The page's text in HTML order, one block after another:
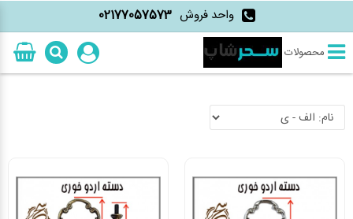
واحد فروش 02177057573
محصولات